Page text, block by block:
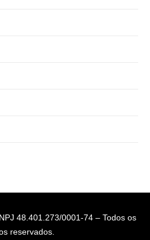
48.401.273/0001-74 – Todos os
reservados.